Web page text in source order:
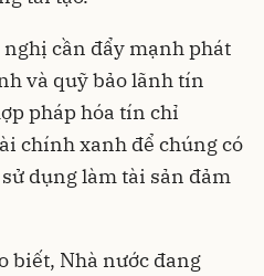
cần đẩy mạnh phát
và quỹ bảo lãnh tín
pháp hóa tín chỉ
chính xanh để chúng có
dụng làm tài sản đảm
biết, Nhà nước đang